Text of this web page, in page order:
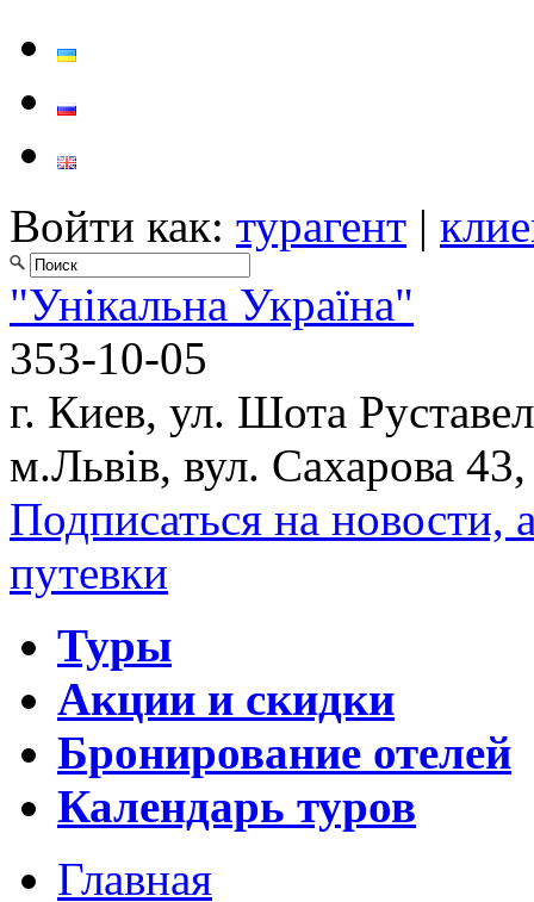
Войти как: турагент |
"Унікальна Україна"
353-10-05
г. Киев, ул. Шота
м.Львів, вул. Сахарова
Подписаться на новости,
путевки
Туры
Акции и скидки
Бронирование отелей
Календарь туров
Главная